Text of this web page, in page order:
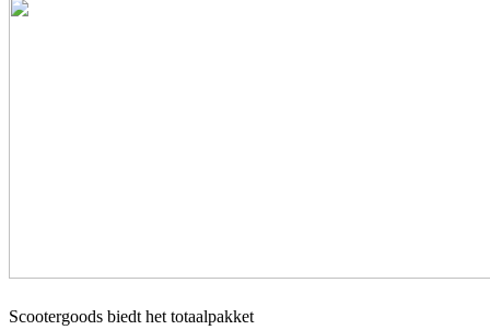
Scootergoods biedt het totaalpakket